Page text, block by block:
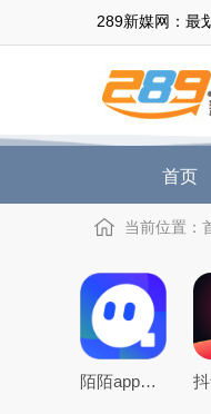
289新媒网：最
首页
当前位置：
陌陌app下载2026最新官方版